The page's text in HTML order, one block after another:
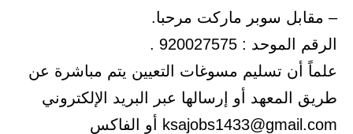
– مقابل سوبر ماركت مرحبا.
الرقم الموحد : 920027575 .
علماً أن تسليم مسوغات التعيين يتم مباشرة عن
طريق المعهد أو إرسالها عبر البريد الإلكتروني
ksajobs1433@gmail.com أو الفاكس